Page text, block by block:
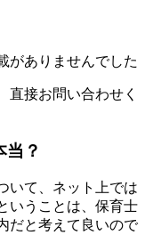
がありませんでした
直接お問い合わせく
当？
いて、ネット上では
いうことは、保育士
だと考えて良いので